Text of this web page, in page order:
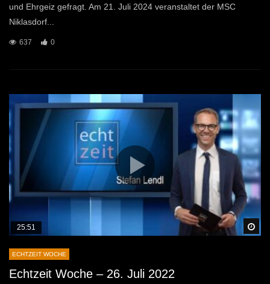
und Ehrgeiz gefragt. Am 21. Juli 2024 veranstaltet der MSC
Niklasdorf...
637 0
25:51
ECHTZEIT WOCHE
Echtzeit Woche – 26. Juli 2022